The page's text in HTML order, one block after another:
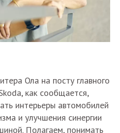
Ола на посту главного
как сообщается,
интерьеры автомобилей
и улучшения синергии
Полагаем, понимать